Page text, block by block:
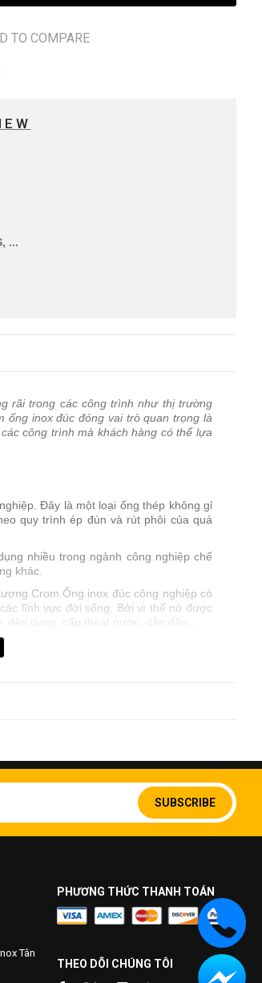
TO COMPARE
...
rãi trong các công trình như thị trường
inox đúc đóng vai trò quan trọng là
công trình mà khách hàng có thể lựa
Đây là một loại ống thép không gỉ
quy trình ép đùn và rút phôi của quá
nhiều trong ngành công nghiệp chế
khác.
Crom.Ống inox đúc công nghiệp có
lĩnh vực đời sống. Bởi vì thế nó được
dân dụng, cấp thoát nước, dẫn dầu,…
nghiệp
ống công nghiệp. Trong các nhà
SUBSCRIBE
Tân
PHƯƠNG THỨC THANH TOÁN
THEO DÕI CHÚNG TÔI